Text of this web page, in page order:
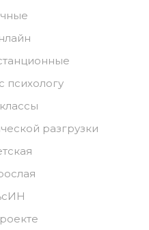
психологу
разгрузки